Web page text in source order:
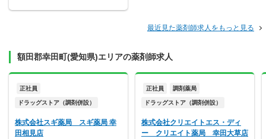
最近見た薬剤師求人をもっと見る
額田郡幸田町(愛知県)エリアの薬剤師求人
正社員
ドラッグストア（調剤併設）
株式会社スギ薬局 スギ薬局 幸
田相見店
正社員 調剤薬局
ドラッグストア（調剤併設）
株式会社クリエイトエス・ディ
ー クリエイト薬局 幸田大草店